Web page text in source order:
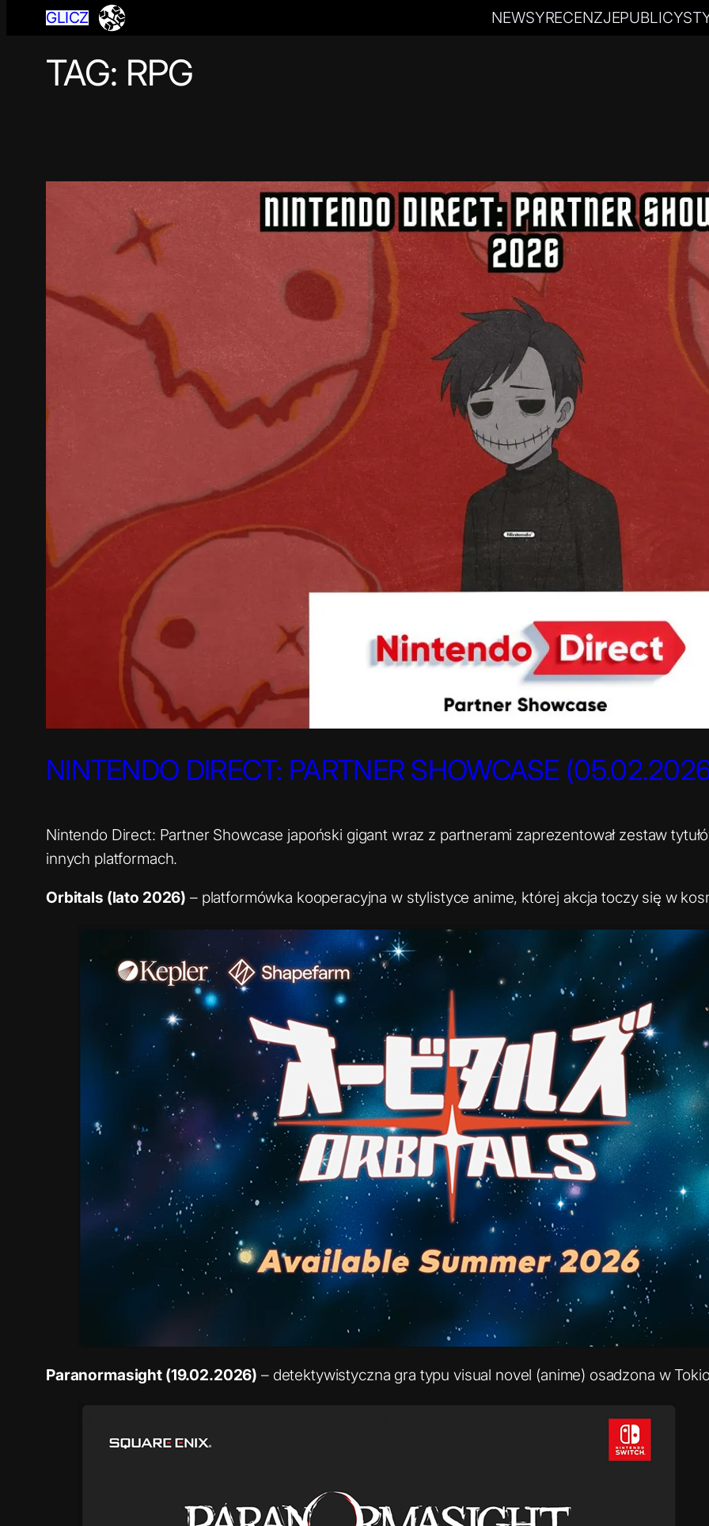
GLICZ NEWSYRECENZJE
TAG: RPG
NINTENDO DIRECT: PARTNER SHOWCASE
Nintendo Direct: Partner Showcase japoński gigant wraz z partnerami zaprezentował zestaw
innych platformach.
Orbitals (lato 2026) – platformówka kooperacyjna w stylistyce anime, której akcja toczy się w
Paranormasight (19.02.2026) – detektywistyczna gra typu visual novel (anime) osadzona w